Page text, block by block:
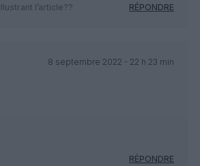
l’article??
RÉPONDRE
8 septembre 2022 - 22 h 23 min
RÉPONDRE